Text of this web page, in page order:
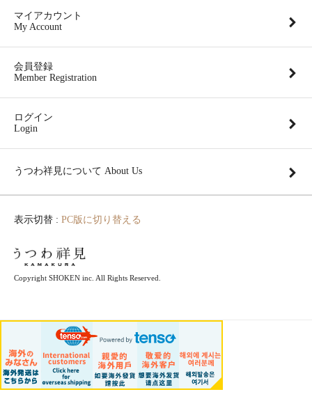
マイアカウント
My Account
会員登録
Member Registration
ログイン
Login
うつわ祥見について About Us
表示切替 : PC版に切り替える
Copyright SHOKEN inc. All Rights Reserved.